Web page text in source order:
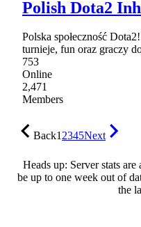
Polish Dota2
Polska społeczność
turnieje, fun oraz graczy
753
Online
2,471
Members
Back12345Next
Heads up: Server stats
be up to one week out of
the